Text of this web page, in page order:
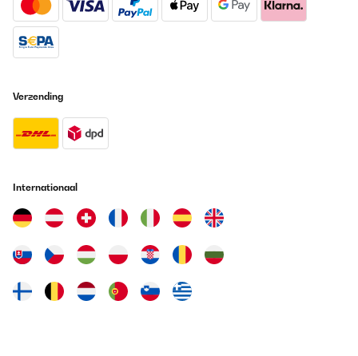
Verzending
Internationaal